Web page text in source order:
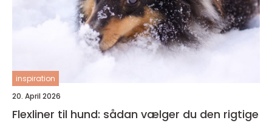
inspiration
20. April 2026
Flexliner til hund: sådan vælger du den rigtige